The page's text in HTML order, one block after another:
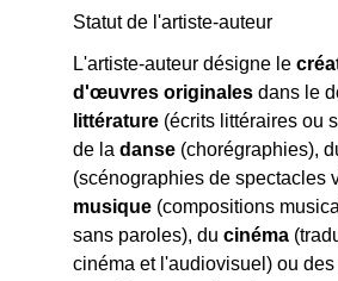
Statut de l'artiste-auteur
L'artiste-auteur désigne le
d'œuvres originales dans le
littérature (écrits littéraires ou
de ladanse (chorégraphies),
(scénographies de spectacles
musique (compositions
sans paroles), ducinéma
cinéma et l'audiovisuel) ou